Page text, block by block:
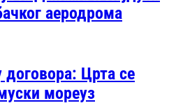
аеродрома
Црта се
мореуз